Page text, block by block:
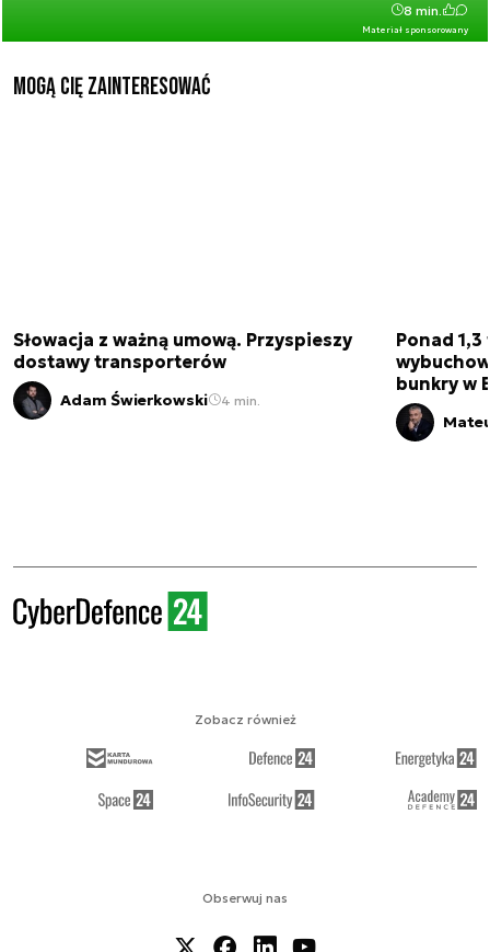
Materiał sponsorowany
8 min.
Mogą Cię zainteresować
Słowacja z ważną umową. Przyspieszy
dostawy transporterów
Adam Świerkowski 4 min.
Ponad
bunkry w
Obserwuj nas
Zobacz również